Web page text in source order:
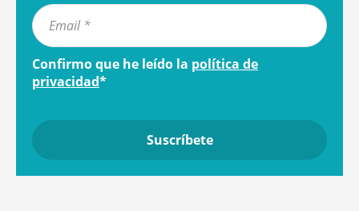
Confirmo que he leído la política de
privacidad*